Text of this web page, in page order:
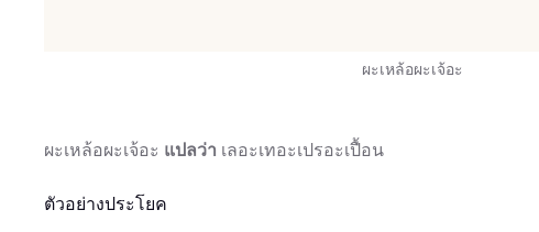
ผะเหล้อผะเจ้อะ
ผะเหล้อผะเจ้อะ แปลว่า เลอะเทอะเปรอะเปื้อน
ตัวอย่างประโยค